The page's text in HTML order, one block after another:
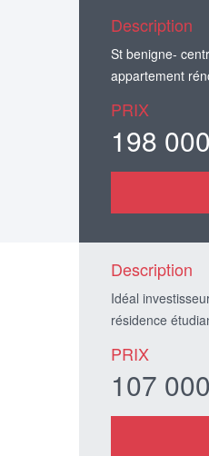
Description
St benigne-
appartement
PRIX
198
Description
Idéal
résidence
PRIX
107